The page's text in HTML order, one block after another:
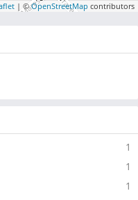
| ©OpenStreetMap contributors
1
1
1